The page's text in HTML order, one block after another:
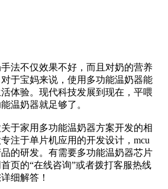
不仅效果不好，而且对奶的营养
于宝妈来说，使用多功能温奶器能
体验。现代科技发展到现在，平喂
温奶器就足够了。
家用多功能温奶器方案开发的相
注于单片机应用的开发设计，mcu
的研发。有需要多功能温奶器芯片
页的“在线咨询”或者拨打客服热线
细解答！